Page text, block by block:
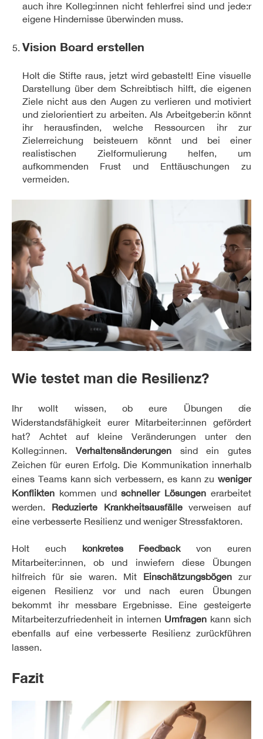
auch ihre Kolleg:innen nicht fehlerfrei sind und jede:r
eigene Hindernisse überwinden muss.
Vision Board erstellen
Holt die Stifte raus, jetzt wird gebastelt! Eine visuelle
Darstellung über dem Schreibtisch hilft, die eigenen
Ziele nicht aus den Augen zu verlieren und motiviert
und zielorientiert zu arbeiten. Als Arbeitgeber:in könnt
ihr herausfinden, welche Ressourcen ihr zur
Zielerreichung beisteuern könnt und bei einer
realistischen Zielformulierung helfen, um
aufkommenden Frust und Enttäuschungen zu
vermeiden.
Wie testet man die Resilienz?
Ihr wollt wissen, ob eure Übungen die
Widerstandsfähigkeit eurer Mitarbeiter:innen gefördert
hat? Achtet auf kleine Veränderungen unter den
Kolleg:innen. Verhaltensänderungensind ein gutes
Zeichen für euren Erfolg. Die Kommunikation innerhalb
eines Teams kann sich verbessern, es kann zu weniger
Konflikten kommen undschneller Lösungen erarbeitet
werden. Reduzierte Krankheitsausfälleverweisen auf
eine verbesserte Resilienz und weniger Stressfaktoren.
Holt euch konkretes Feedbackvon euren
Mitarbeiter:innen, ob und inwiefern diese Übungen
hilfreich für sie waren. Mit Einschätzungsbögen zur
eigenen Resilienz vor und nach euren Übungen
bekommt ihr messbare Ergebnisse. Eine gesteigerte
Mitarbeiterzufriedenheit in internen Umfragen kann sich
ebenfalls auf eine verbesserte Resilienz zurückführen
lassen.
Fazit